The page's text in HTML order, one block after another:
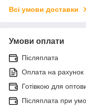
Всі умови доставки
Умови оплати
Післяплата
Оплата на рахунок
Готівкою для
Післяплата при